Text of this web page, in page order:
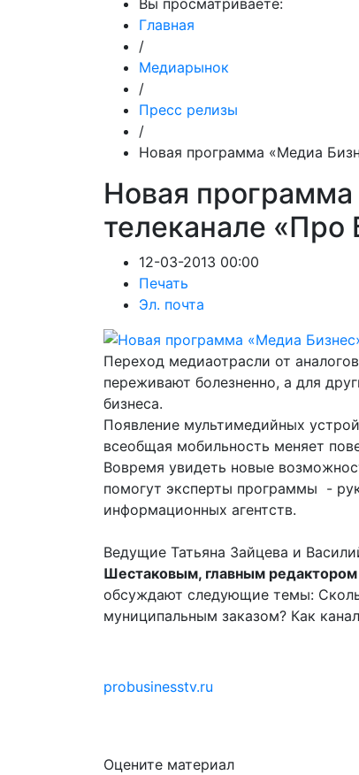
Вы просматриваете:
Главная
/
Медиарынок
/
Пресс релизы
/
Новая программа «Медиа
Новая
телеканале «Про
12-03-2013 00:00
Печать
Эл. почта
Переход медиаотрасли от
переживают болезненно, а для
бизнеса.
Появление мультимедийных
всеобщая мобильность меняет
Вовремя увидеть новые
помогут эксперты программы -
информационных агентств.
Ведущие Татьяна Зайцева и
Шестаковым, главным
обсуждают следующие темы:
муниципальным заказом? Как
probusinesstv.ru
Оцените материал